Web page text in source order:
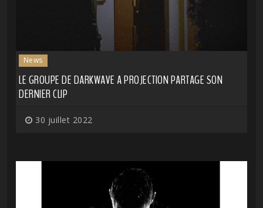
News
LE GROUPE DE DARKWAVE A PROJECTION PARTAGE SON
DERNIER CLIP
30 juillet 2022